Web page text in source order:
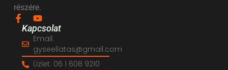
részére.
Kapcsolat
Email:
gyseellatas@gmail.com
Üzlet: 06 1 608 9210